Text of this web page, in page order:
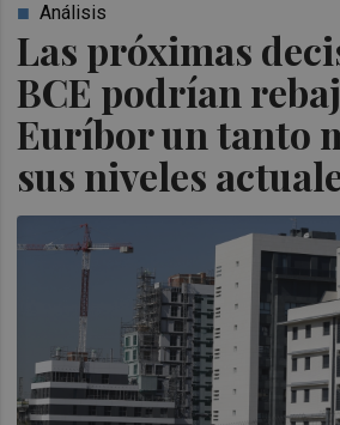
Las próximas
BCE podrían
Euríbor un tanto
sus niveles
Análisis